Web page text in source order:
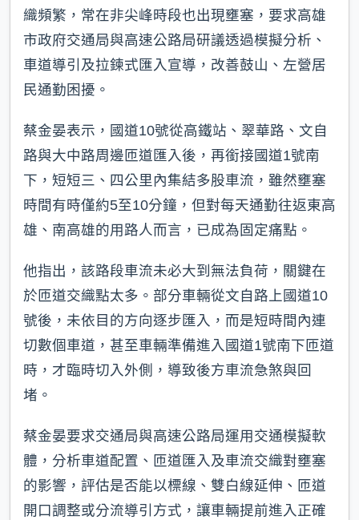
織頻繁，常在非尖峰時段也出現壅塞，要求高雄
市政府交通局與高速公路局研議透過模擬分析、
車道導引及拉鍊式匯入宣導，改善鼓山、左營居
民通勤困擾。
蔡金晏表示，國道10號從高鐵站、翠華路、文自
路與大中路周邊匝道匯入後，再銜接國道1號南
下，短短三、四公里內集結多股車流，雖然壅塞
時間有時僅約5至10分鐘，但對每天通勤往返東高
雄、南高雄的用路人而言，已成為固定痛點。
他指出，該路段車流未必大到無法負荷，關鍵在
於匝道交織點太多。部分車輛從文自路上國道10
號後，未依目的方向逐步匯入，而是短時間內連
切數個車道，甚至車輛準備進入國道1號南下匝道
時，才臨時切入外側，導致後方車流急煞與回
堵。
蔡金晏要求交通局與高速公路局運用交通模擬軟
體，分析車道配置、匝道匯入及車流交織對壅塞
的影響，評估是否能以標線、雙白線延伸、匝道
開口調整或分流導引方式，讓車輛提前進入正確